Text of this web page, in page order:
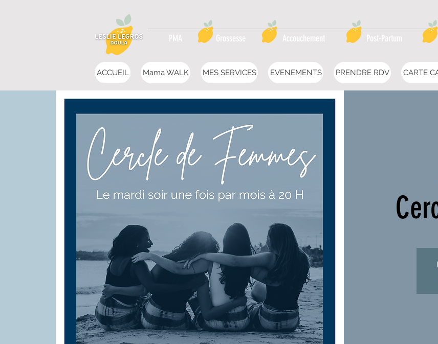
PMA Grossesse Accouchement Post-Partum
ACCUEIL Mama WALK MES SERVICES EVENEMENTS PRENDRE RDV CARTE